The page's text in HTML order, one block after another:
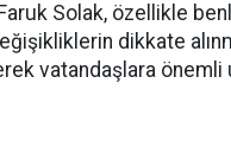
Solak, özellikle
dikkate
vatandaşlara önemli